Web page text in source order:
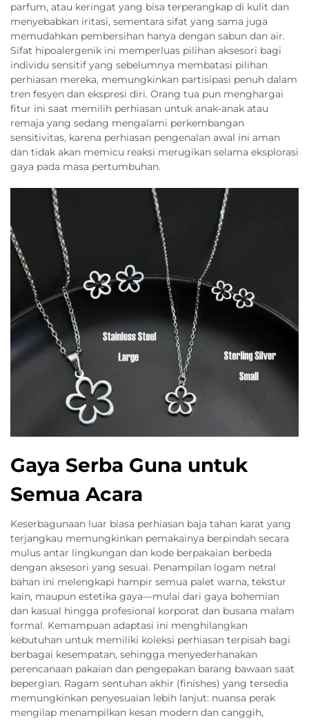
parfum, atau keringat yang bisa terperangkap di kulit dan
menyebabkan iritasi, sementara sifat yang sama juga
memudahkan pembersihan hanya dengan sabun dan air.
Sifat hipoalergenik ini memperluas pilihan aksesori bagi
individu sensitif yang sebelumnya membatasi pilihan
perhiasan mereka, memungkinkan partisipasi penuh dalam
tren fesyen dan ekspresi diri. Orang tua pun menghargai
fitur ini saat memilih perhiasan untuk anak-anak atau
remaja yang sedang mengalami perkembangan
sensitivitas, karena perhiasan pengenalan awal ini aman
dan tidak akan memicu reaksi merugikan selama eksplorasi
gaya pada masa pertumbuhan.
Gaya Serba Guna untuk
Semua Acara
Keserbagunaan luar biasa perhiasan baja tahan karat yang
terjangkau memungkinkan pemakainya berpindah secara
mulus antar lingkungan dan kode berpakaian berbeda
dengan aksesori yang sesuai. Penampilan logam netral
bahan ini melengkapi hampir semua palet warna, tekstur
kain, maupun estetika gaya—mulai dari gaya bohemian
dan kasual hingga profesional korporat dan busana malam
formal. Kemampuan adaptasi ini menghilangkan
kebutuhan untuk memiliki koleksi perhiasan terpisah bagi
berbagai kesempatan, sehingga menyederhanakan
perencanaan pakaian dan pengepakan barang bawaan saat
bepergian. Ragam sentuhan akhir (finishes) yang tersedia
memungkinkan penyesuaian lebih lanjut: nuansa perak
mengilap menampilkan kesan modern dan canggih,